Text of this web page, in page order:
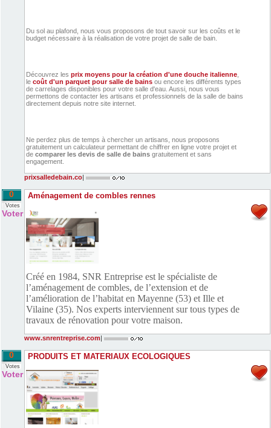
Du sol au plafond, nous vous proposons de tout savoir sur les coûts et le
budget nécessaire à la réalisation de votre projet de salle de bain.
Découvrez les prix moyens pour la création d'une douche italienne
le coût d'un parquet pour salle de bains ou encore les différents types
de carrelages disponibles pour votre salle d'eau. Aussi, nous vous
permettons de contacter les artisans et professionnels de la salle de bains
directement depuis notre site internet.
Ne perdez plus de temps à chercher un artisans, nous proposons
gratuitement un calculateur permettant de chiffrer en ligne votre projet et
de comparer les devis de salle de bains gratuitement et sans
engagement.
prixsalledebain.co
0
Votes
Voter
Aménagement de combles rennes
Créé en 1984, SNR Entreprise est le spécialiste de
l’aménagement de combles, de l’extension et de
l’amélioration de l’habitat en Mayenne (53) et Ille et
Vilaine (35). Nos experts interviennent sur tous types de
travaux de rénovation pour votre maison.
www.snrentreprise.com
0
Votes
Voter
PRODUITS ET MATERIAUX ECOLOGIQUES